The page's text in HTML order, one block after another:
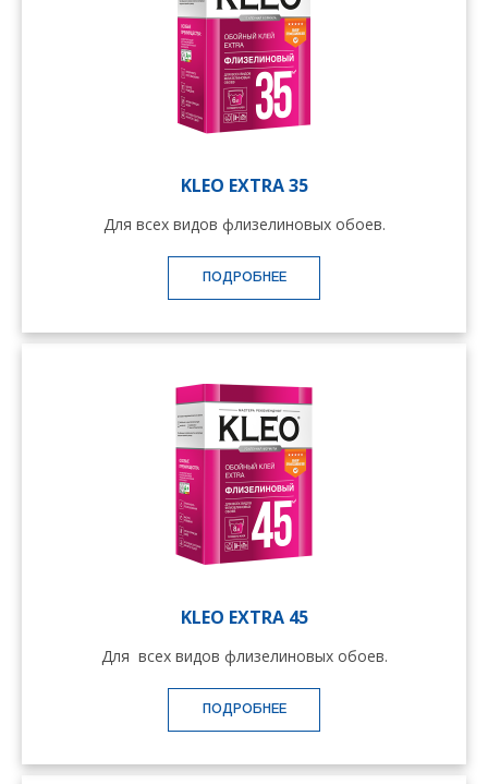
KLEO EXTRA 35
Для всех видов флизелиновых обоев.
ПОДРОБНЕЕ
KLEO EXTRA 45
Для всех видов флизелиновых обоев.
ПОДРОБНЕЕ